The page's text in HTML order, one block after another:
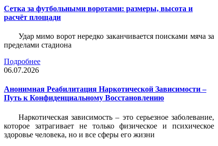
Сетка за футбольными воротами: размеры, высота и
расчёт площади
Удар мимо ворот нередко заканчивается поисками мяча за
пределами стадиона
Подробнее
06.07.2026
Анонимная Реабилитация Наркотической Зависимости –
Путь к Конфиденциальному Восстановлению
Наркотическая зависимость – это серьезное заболевание,
которое затрагивает не только физическое и психическое
здоровье человека, но и все сферы его жизни